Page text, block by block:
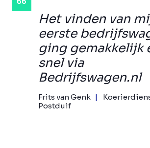
Het vinden van
eerste
ging gemakkelijk
snel via
Bedrijfswagen.nl
Frits van Genk
Postduif